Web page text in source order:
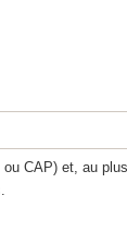
CAP) et, au